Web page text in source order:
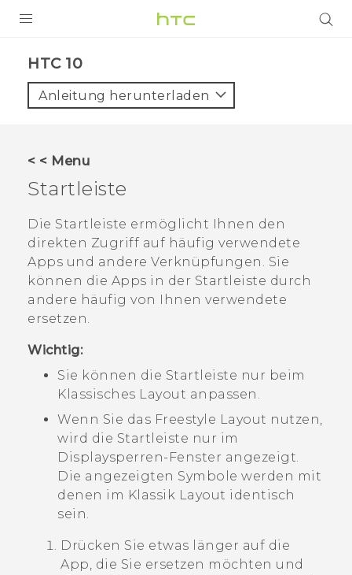
VIVE
UNTERSTÜTZUNG
HTC-Geräte und Zubehör
Anmelden
HTC 10‎
Anleitung herunterladen
< < Menu
Startleiste
Die Startleiste ermöglicht Ihnen den
direkten Zugriff auf häufig verwendete
Apps und andere Verknüpfungen. Sie
können die Apps in der Startleiste durch
andere häufig von Ihnen verwendete
ersetzen.
Wichtig:
Sie können die Startleiste nur beim
Klassisches Layout anpassen.
Wenn Sie das Freestyle Layout nutzen,
wird die Startleiste nur im
Displaysperren-Fenster angezeigt.
Die angezeigten Symbole werden mit
denen im Klassik Layout identisch
sein.
Drücken Sie etwas länger auf die
App, die Sie ersetzen möchten und